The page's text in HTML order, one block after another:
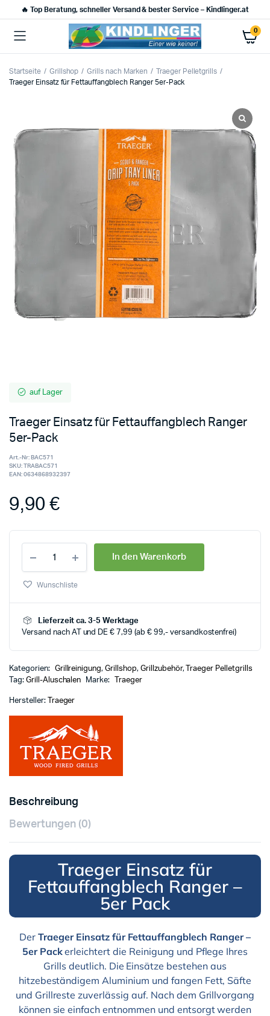
🔥 Top Beratung, schneller Versand & bester Service – Kindlinger.at
0
Startseite Grillshop Grills nach Marken
Traeger Pelletgrills
Traeger Einsatz für Fettauffangblech Ranger 5er-Pack
auf Lager
Traeger Einsatz für Fettauffangblech Ranger
5er-Pack
Art.-Nr:BAC571
SKU: TRABAC571
EAN:0634868932397
9,90€
In den Warenkorb
Wunschliste
Lieferzeit ca. 3-5 Werktage
Versand nach AT und DE € 7,99 (ab € 99,- versandkostenfrei)
Kategorien: Grillreinigung,Grillshop, Grillzubehör,
Traeger Pelletgrills
Tag: Grill-Aluschalen Marke: Traeger
Hersteller: Traeger
Beschreibung
Bewertungen (0)
Traeger Einsatz für
Fettauffangblech Ranger –
5er Pack
DerTraeger Einsatz für Fettauffangblech Ranger –
5er Packerleichtert die Reinigung und Pflege Ihres
Grills deutlich. Die Einsätze bestehen aus
hitzebeständigem Aluminium und fangen Fett, Säfte
und Grillreste zuverlässig auf. Nach dem Grillvorgang
können sie einfach entnommen und entsorgt werden